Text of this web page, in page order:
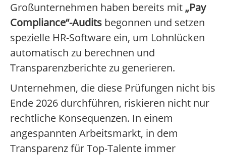
Großunternehmen haben bereits mit „Pay
Compliance“-Audits begonnen und setzen
spezielle HR-Software ein, um Lohnlücken
automatisch zu berechnen und
Transparenzberichte zu generieren.
Unternehmen, die diese Prüfungen nicht bis
Ende 2026 durchführen, riskieren nicht nur
rechtliche Konsequenzen. In einem
angespannten Arbeitsmarkt, in dem
Transparenz für Top-Talente immer